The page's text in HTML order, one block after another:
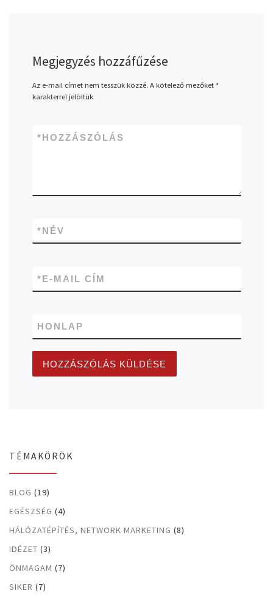
Megjegyzés hozzáfűzése
Az e-mail címet nem tesszük közzé. A kötelező mezőket *
karakterrel jelöltük
HOZZÁSZÓLÁS
*
NÉV
*
E-MAIL CÍM
*
HONLAP
TÉMAKÖRÖK
BLOG (19)
EGÉSZSÉG (4)
HÁLÓZATÉPÍTÉS, NETWORK MARKETING (8)
IDÉZET (3)
ÖNMAGAM (7)
SIKER (7)